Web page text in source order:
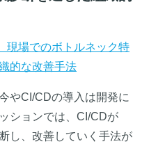
現場でのボトルネック特
的な改善手法
やCI/CDの導入は開発に
ションでは、CI/CDが
し、改善していく手法が